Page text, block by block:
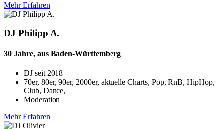
Mehr Erfahren
DJ Philipp A.
30 Jahre, aus Baden-Württemberg
DJ seit 2018
70er, 80er, 90er, 2000er, aktuelle Charts, Pop, RnB, HipHop,
Club, Dance,
Moderation
Mehr Erfahren